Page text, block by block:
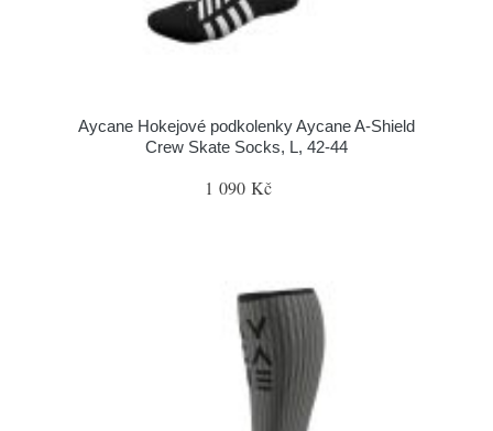
Aycane Hokejové podkolenky Aycane A-Shield
Crew Skate Socks, L, 42-44
1 090 Kč